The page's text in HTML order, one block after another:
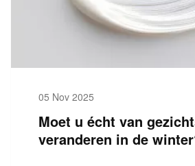
05 Nov 2025
Moet u écht van
veranderen in de